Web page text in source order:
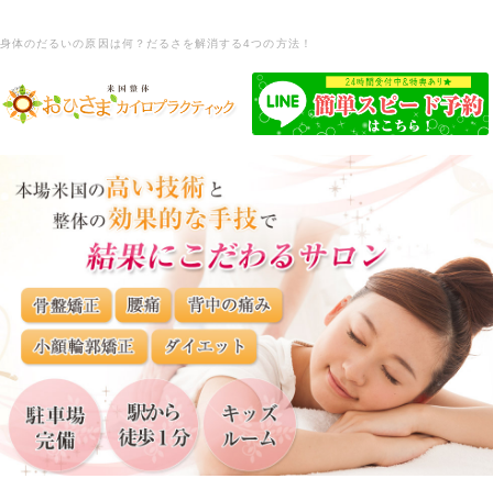
身体のだるいの原因は何？だるさを解消する4つの方法！